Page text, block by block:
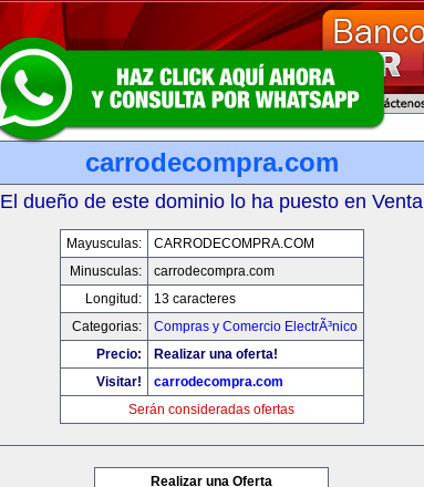
carrodecompra.com
El dueño de este dominio lo ha puesto en Venta
Mayusculas:
CARRODECOMPRA.COM
Minusculas:
carrodecompra.com
Longitud:
13 caracteres
Categorias:
Compras y Comercio ElectrÃ³nico
Precio:
Realizar una oferta!
Visitar!
carrodecompra.com
Serán consideradas ofertas
Realizar una Oferta